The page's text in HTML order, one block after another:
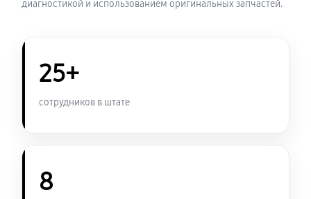
Digital D940L
Замена USB порта прицела ночного видения Arkon
Digital D940L
530 руб
диагностикой и использованием оригинальных запчастей.
25+
сотрудников в штате
8